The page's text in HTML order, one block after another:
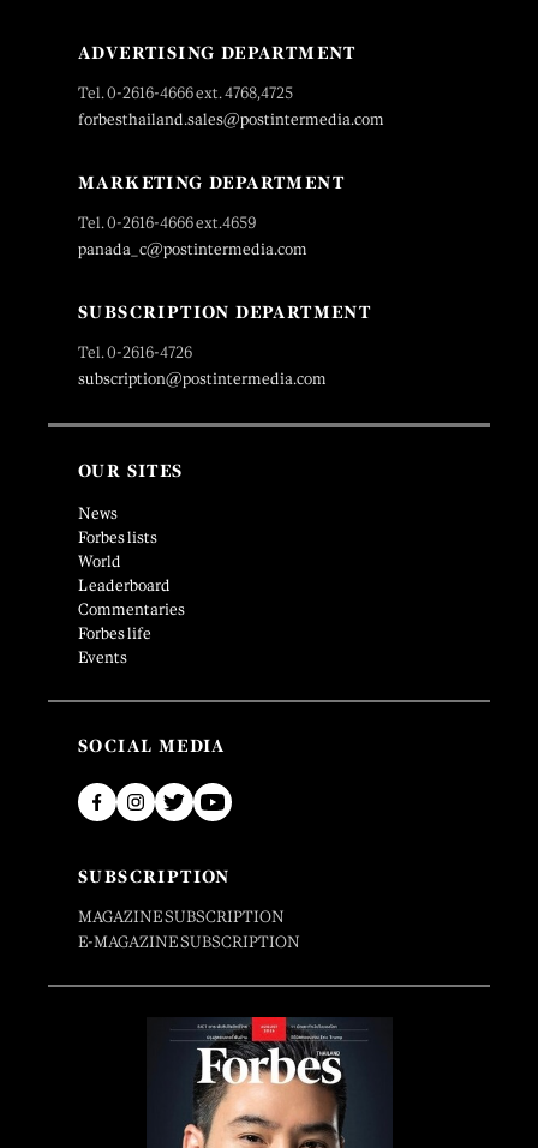
ADVERTISING DEPARTMENT
Tel. 0-2616-4666 ext. 4768,4725
forbesthailand.sales@postintermedia.com
MARKETING DEPARTMENT
Tel. 0-2616-4666 ext.4659
panada_c@postintermedia.com
SUBSCRIPTION DEPARTMENT
Tel. 0-2616-4726
subscription@postintermedia.com
OUR SITES
News
Forbes lists
World
Leaderboard
Commentaries
Forbes life
Events
SOCIAL MEDIA
SUBSCRIPTION
MAGAZINE SUBSCRIPTION
E-MAGAZINE SUBSCRIPTION